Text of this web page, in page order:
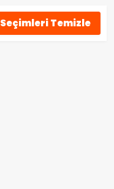
Seçimleri Temizle